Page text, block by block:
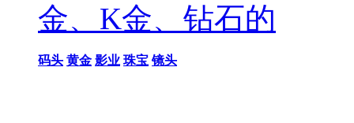
金、K金、钻石的
码头 黄金 影业 珠宝 镜头